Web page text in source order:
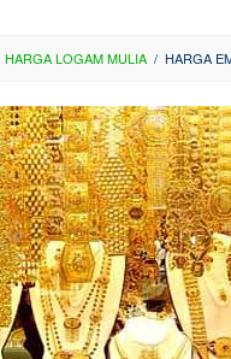
HARGA LOGAM MULIA / HARGA